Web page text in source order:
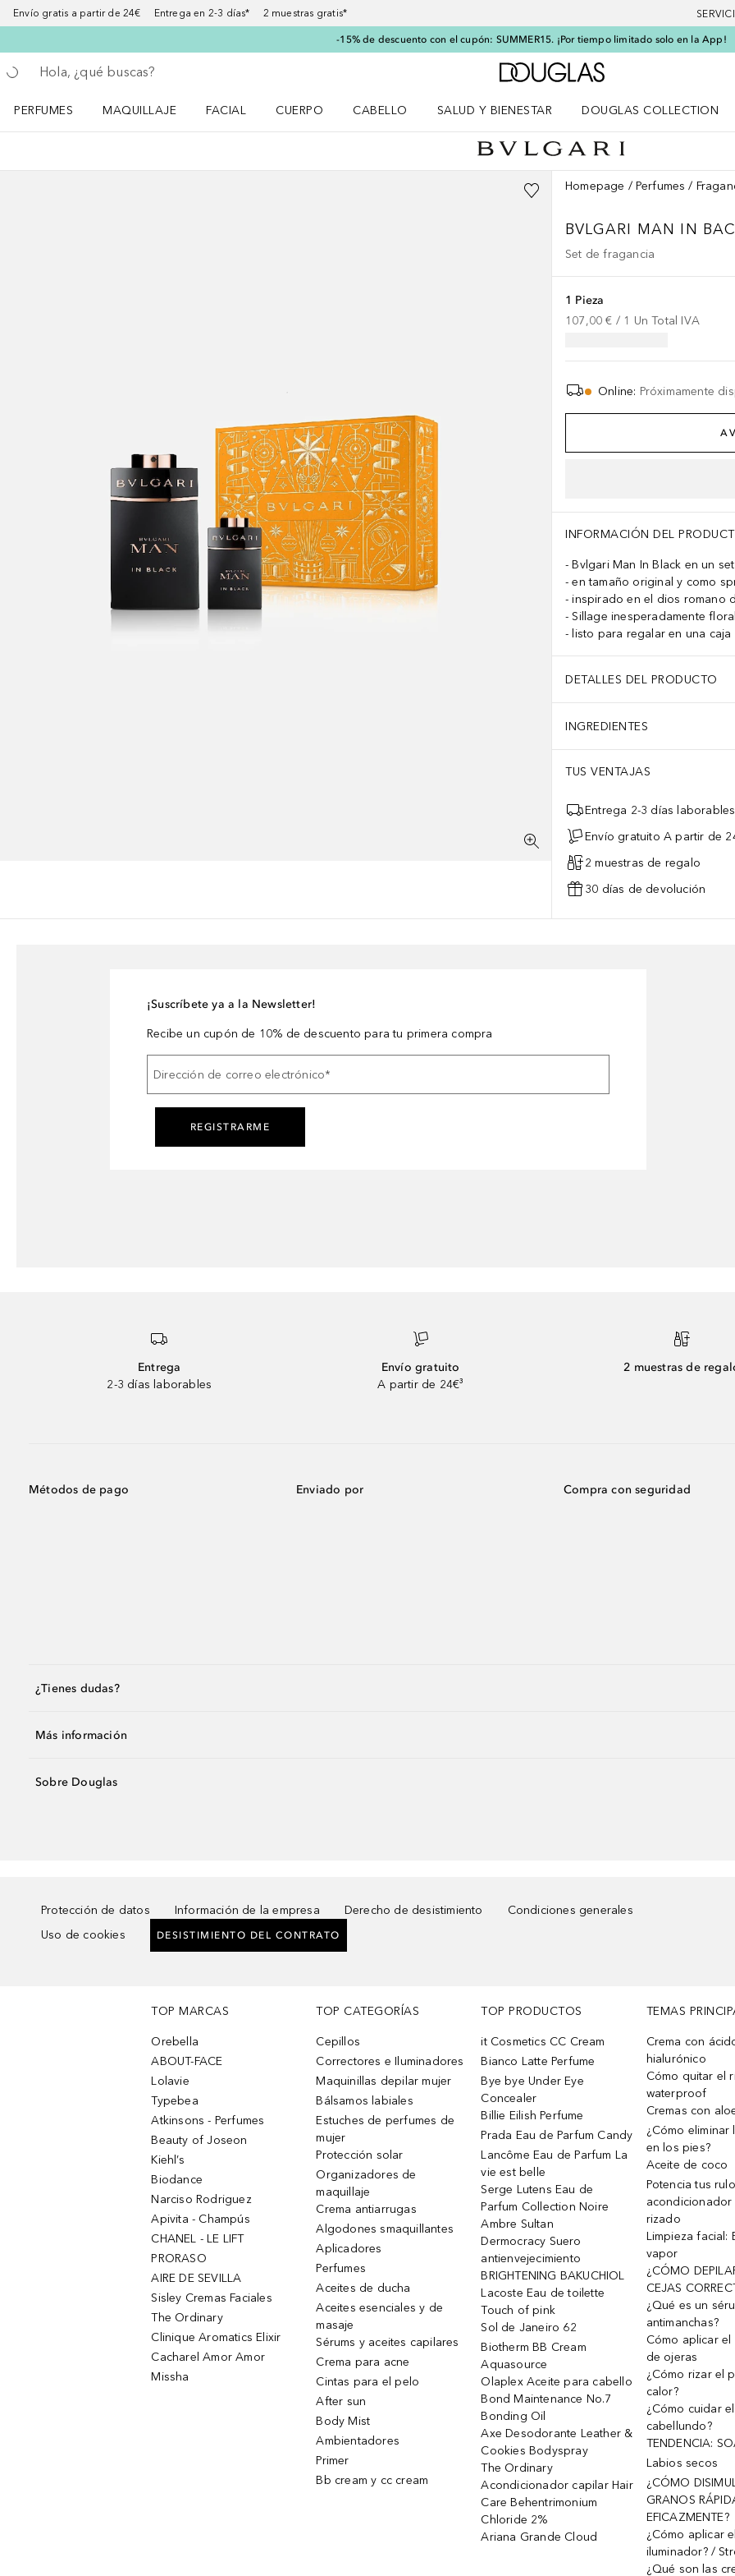
Envío gratis a partir de 24€ Entrega en 2-3 días* 2 muestras gratis*
-15% de descuento con el cupón: SUMMER15. ¡Por tiempo limitado solo en la App!
Regresar
Ejecutar búsqueda
A Douglas Home
PERFUMES
MAQUILLAJE
FACIAL
CUERPO
CABELLO
SALUD Y BIENESTAR
DOUGLAS COLLECTION
Homepage Perfumes
BVLGARI MAN IN
Set de fragancia
1 Pieza
107,00 € / 1 Un Total IVA
Online: Próximamente
INFORMACIÓN DEL
Bvlgari Man In Black en un
en tamaño original y como
inspirado en el dios romano
Sillage inesperadamente
listo para regalar en una caja
DETALLES DEL PRODUCTO
INGREDIENTES
TUS VENTAJAS
Entrega 2-3 días laborables
Envío gratuito A partir de
2 muestras de regalo
30 días de devolución
¡Suscríbete ya a la Newsletter!
Recibe un cupón de 10% de descuento para tu primera compra
Dirección de correo electrónico*
REGISTRARME
Entrega
2-3 días laborables
Envío gratuito
A partir de 24€³
2 muestras de
Métodos de pago Enviado por Compra con seguridad
¿Tienes dudas?
Más información
Sobre Douglas
Protección de datos Información de la empresa Derecho de desistimiento
Condiciones generales
Uso de cookies
DESISTIMIENTO DEL CONTRATO
TOP MARCAS
Orebella
ABOUT-FACE
Lolavie
Typebea
Atkinsons - Perfumes
Beauty of Joseon
Kiehl’s
Biodance
Narciso Rodriguez
Apivita - Champús
CHANEL - LE LIFT
PRORASO
AIRE DE SEVILLA
Sisley Cremas Faciales
The Ordinary
Clinique Aromatics Elixir
Cacharel Amor Amor
Missha
TOP CATEGORÍAS
Cepillos
Correctores e Iluminadores
Maquinillas depilar mujer
Bálsamos labiales
Estuches de perfumes de
mujer
Protección solar
Organizadores de
maquillaje
Crema antiarrugas
Algodones smaquillantes
Aplicadores
Perfumes
Aceites de ducha
Aceites esenciales y de
masaje
Sérums y aceites capilares
Crema para acne
Cintas para el pelo
After sun
Body Mist
Ambientadores
Primer
Bb cream y cc cream
TOP PRODUCTOS
it Cosmetics CC Cream
Bianco Latte Perfume
Bye bye Under Eye
Concealer
Billie Eilish Perfume
Prada Eau de Parfum Candy
Lancôme Eau de Parfum La
vie est belle
Serge Lutens Eau de
Parfum Collection Noire
Ambre Sultan
Dermocracy Suero
antienvejecimiento
BRIGHTENING BAKUCHIOL
Lacoste Eau de toilette
Touch of pink
Sol de Janeiro 62
Biotherm BB Cream
Aquasource
Olaplex Aceite para cabello
Bond Maintenance No.7
Bonding Oil
Axe Desodorante Leather &
Cookies Bodyspray
The Ordinary
Acondicionador capilar Hair
Care Behentrimonium
Chloride 2%
Ariana Grande Cloud
TEMAS
Crema con
hialurónico
Cómo quitar el
waterproof
Cremas con
¿Cómo eliminar
en los pies?
Aceite de coco
Potencia tus
rizado
Limpieza facial:
vapor
¿CÓMO
CEJAS
¿Qué es un
antimanchas?
Cómo aplicar
de ojeras
¿Cómo rizar el
calor?
¿Cómo cuidar
cabellundo?
TENDENCIA:
Labios secos
¿CÓMO
GRANOS
EFICAZMENTE?
¿Cómo aplicar el
iluminador? /
¿Qué son las